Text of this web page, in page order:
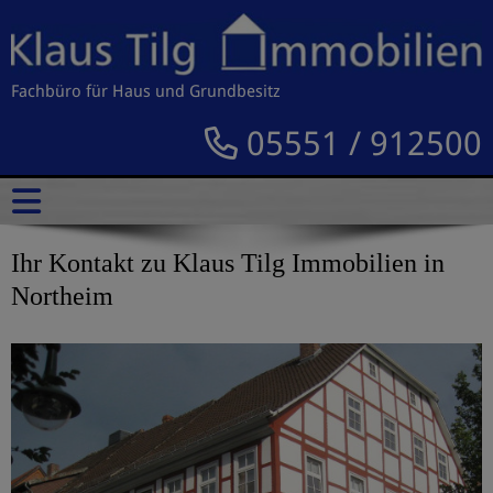
Fachbüro für Haus und Grundbesitz
05551 / 912500
Ihr Kontakt zu Klaus Tilg Immobilien in
Northeim